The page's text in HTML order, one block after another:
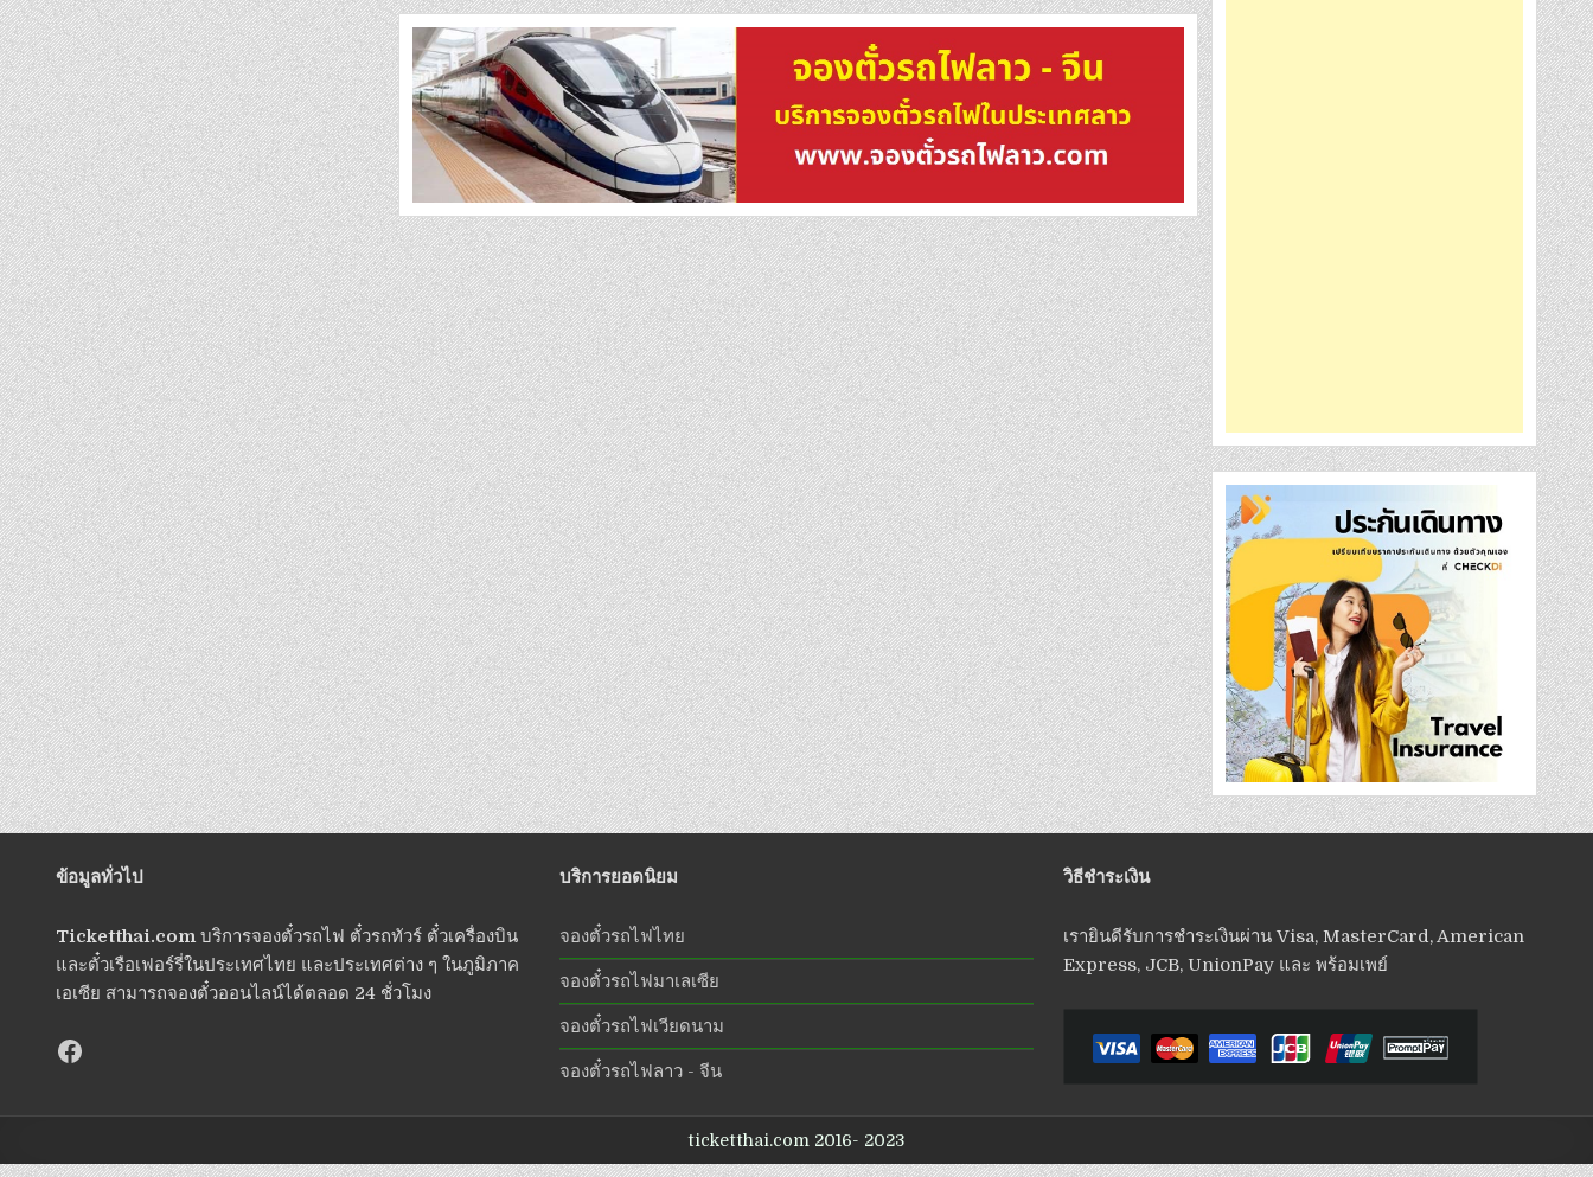
ข้อมูลทั่วไป
Ticketthai.com บริการจองตั๋วรถไฟ ตั๋วรถทัวร์ ตั๋วเครื่องบิน
และตั๋วเรือเฟอร์รี่ในประเทศไทย และประเทศต่าง ๆ ในภูมิภาค
เอเซีย สามารถจองตั๋วออนไลน์ได้ตลอด 24 ชั่วโมง
บริการยอดนิยม
จองตั๋วรถไฟไทย
จองตั๋วรถไฟมาเลเซีย
จองตั๋วรถไฟเวียดนาม
จองตั๋วรถไฟลาว - จีน
วิธีชำระเงิน
เรายินดีรับการชำระเงินผ่าน Visa, MasterCard, American
Express, JCB, UnionPay และ พร้อมเพย์
ticketthai.com 2016- 2023